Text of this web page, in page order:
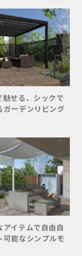
せる、シックで
ガーデンリビング
アイテムで自由自
可能なシンプルモ